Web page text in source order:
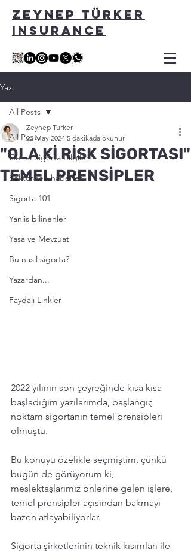
ZEYNEP TÜRKER
INSURANCE
Yazı
All Posts
Genel Sigorta Bilgileri
Sektörden haberler
Sigorta 101
Yanlis bilinenler
Yasa ve Mevzuat
Bu nasıl sigorta?
Yazardan...
Faydalı Linkler
All Posts
"OLA Kİ RİSK SİGORTASI"
TEMEL PRENSİPLER
Zeynep Turker
22 May 2024 5 dakikada okunur
2022 yılının son çeyreğinde kısa kısa
başladığım yazılarımda, başlangıç
noktam sigortanın temel prensipleri
olmuştu.
Bu konuyu özelikle seçmiştim, çünkü
bugün de görüyorum ki,
meslektaşlarımız önlerine gelen işlere,
temel prensipler açısından bakmayı
bazen atlayabiliyorlar.
Sigorta şirketlerinin teknik kısımları ile -